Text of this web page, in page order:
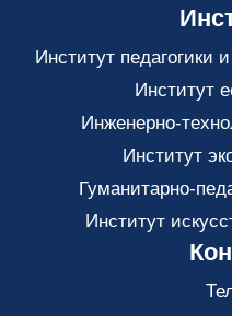
Институт педагогики
Институт
Инженерно-
Институт
Гуманитарно-
Институт